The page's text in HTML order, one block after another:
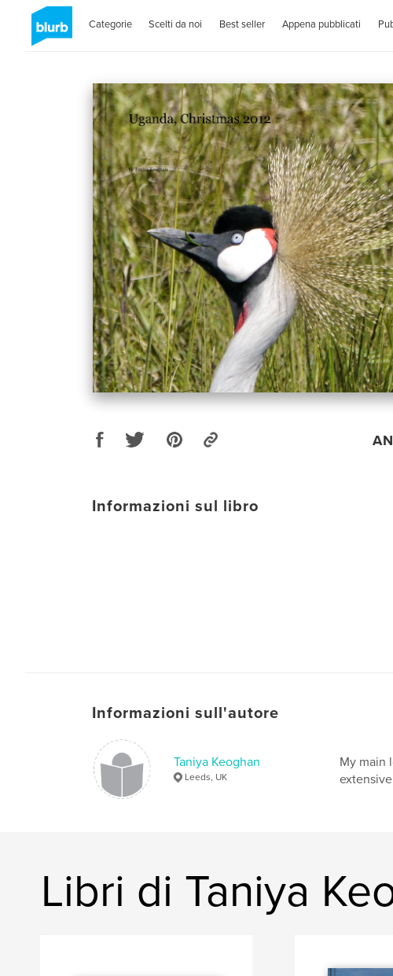
Categorie Scelti da noi Best seller Appena pubblicati
Informazioni sul libro
Informazioni sull'autore
Taniya Keoghan
Leeds, UK
My main
Libri di Taniya